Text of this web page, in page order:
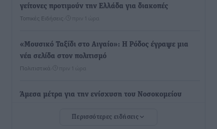
γείτονες προτιμούν την Ελλάδα για διακοπές
Τοπικές Ειδήσεις πριν 1 ώρα
«Μουσικό Ταξίδι στο Αιγαίο»: Η Ρόδος έγραψε μια
νέα σελίδα στον πολιτισμό
Πολιτιστικά πριν 1 ώρα
Άμεσα μέτρα για την ενίσχυση του Νοσοκομείου
ανακοίνωσε ο Άδωνις Γεωργιάδης
Περισσότερες ειδήσεις